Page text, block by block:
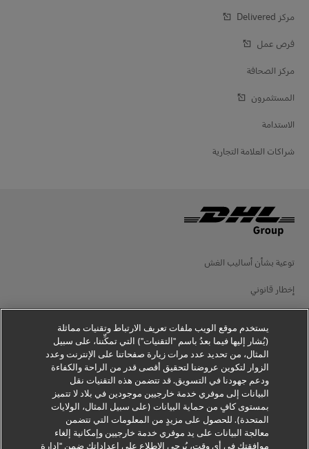
مركز Delivered‎
فرص عمل
مركز الصحافة
المستثمرون
الاستدامة
شراكات العلامة التجارية
توعية بشأن أساليب الغش
إخطار قانوني
إخطار الخصوصية
معلومات إضافية
إعدادات ملفات تعريف الارتباط
يستخدم موقع الويب ملفات تعريف الارتباط وتقنيات مماثلة
(يُشار إليها فيما بعدُ باسم "التقنيات") التي تمكِّننا، على سبيل
المثال، من تحديد عدد مرات زيارة صفحاتنا على الإنترنت وعدد
الزوار لتكوين عروضنا لتحقيق أقصى قدر من الراحة والكفاءة
ودعم جهودنا في التسويق. قد تتضمن هذه التقنيات نقل
البيانات إلى موفري خدمة خارجيين موجودين في بلاد لا تتميز
بمستوى كافٍ من حماية البيانات (على سبيل المثال، الولايات
المتحدة). للحصول على مزيدٍ من المعلومات التي تتضمن
معالجة البيانات على يد موفري خدمة خارجيين وإمكانية إلغاء
موافقتك في أي وقت، يُرجى الاطلاع على إعداداتك ضمن "إدارة